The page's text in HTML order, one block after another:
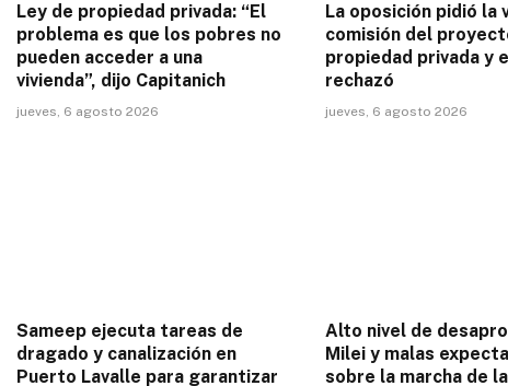
Ley de propiedad privada: “El
problema es que los pobres no
pueden acceder a una
vivienda”, dijo Capitanich
jueves, 6 agosto 2026
La oposición pidió la
comisión del
propiedad privada y
rechazó
jueves, 6 agosto 2026
Sameep ejecuta tareas de
dragado y canalización en
Puerto Lavalle para garantizar
Alto nivel de
Milei y malas
sobre la marcha de